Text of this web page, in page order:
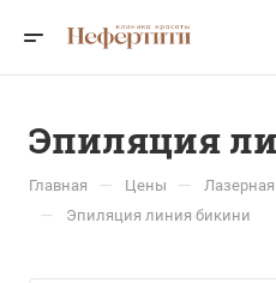
Эпиляция
Главная — Цены —
— Эпиляция линия бикини